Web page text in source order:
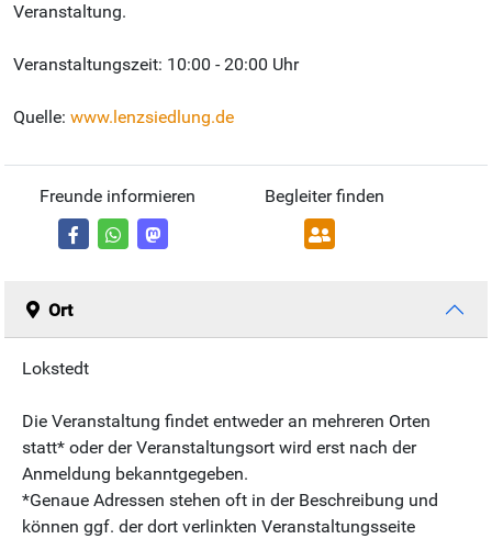
Veranstaltung.
Veranstaltungszeit: 10:00 - 20:00 Uhr
Quelle: www.lenzsiedlung.de
Freunde informieren Begleiter finden
Ort
Lokstedt
Die Veranstaltung findet entweder an mehreren Orten
statt* oder der Veranstaltungsort wird erst nach der
Anmeldung bekanntgegeben.
*Genaue Adressen stehen oft in der Beschreibung und
können ggf. der dort verlinkten Veranstaltungsseite